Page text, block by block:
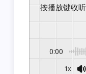
按播放键收
0:00
1x